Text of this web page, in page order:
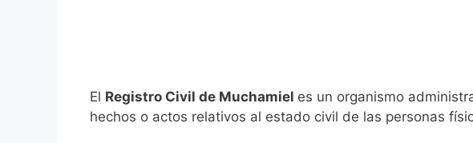
El Registro Civil de Muchamiel es un organismo
hechos o actos relativos al estado civil de las personas